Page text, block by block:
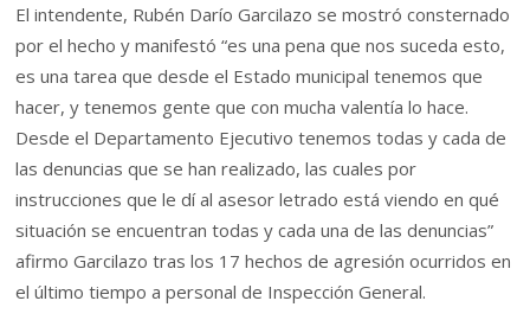
El intendente, Rubén Darío Garcilazo se mostró consternado
por el hecho y manifestó “es una pena que nos suceda esto,
es una tarea que desde el Estado municipal tenemos que
hacer, y tenemos gente que con mucha valentía lo hace.
Desde el Departamento Ejecutivo tenemos todas y cada de
las denuncias que se han realizado, las cuales por
instrucciones que le dí al asesor letrado está viendo en qué
situación se encuentran todas y cada una de las denuncias”
afirmo Garcilazo tras los 17 hechos de agresión ocurridos en
el último tiempo a personal de Inspección General.